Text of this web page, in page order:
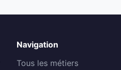
Navigation
Tous les métiers